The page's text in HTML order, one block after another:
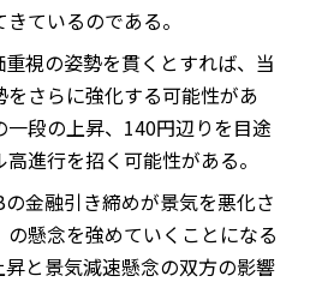
ているのである。
視の姿勢を貫くとすれば、当
さらに強化する可能性があ
一段の上昇、140円辺りを目途
進行を招く可能性がある。
金融引き締めが景気を悪化さ
懸念を強めていくことになる
と景気減速懸念の双方の影響